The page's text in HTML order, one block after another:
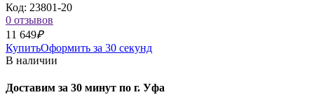
Код: 23801-20
0 отзывов
11 649₽
КупитьОформить за 30 секунд
В наличии
Доставим за 30 минут по г. Уфа